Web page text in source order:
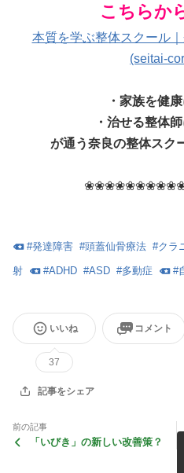
こちらか
本質を学ぶ整体スクール
(seitai-
・家族を健
・治せる整体
が通う奈良の整体スク
#発達障害 #頭蓋仙骨療法 #クラ
射 #ADHD #ASD #多動症 #
いいね
37
コメント
記事をシェア
前の記事
「いびき」の新しい改善策？